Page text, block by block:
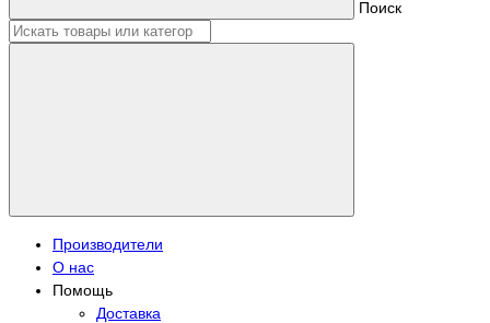
Поиск
Производители
О нас
Помощь
Доставка